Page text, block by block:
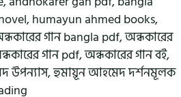
,humayun ahmed books,
গান bangla pdf,অন্ধকারের
গান pdf,অন্ধকারের গান বই,
উপন্যাস,হুমায়ূন আহমেদ দর্শনমূলক